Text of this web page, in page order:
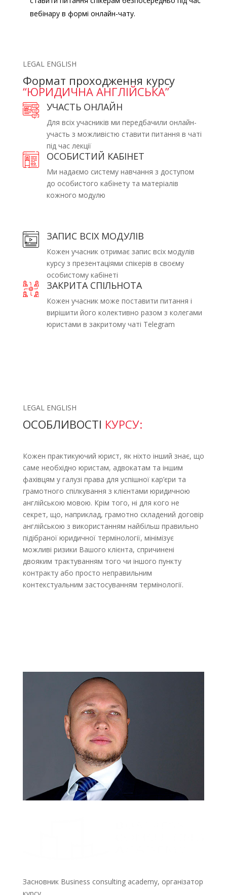
вебінару в формі онлайн-чату.
LEGAL ENGLISH
Формат проходження курсу
“ЮРИДИЧНА АНГЛІЙСЬКА”
УЧАСТЬ ОНЛАЙН
Для всіх учасників ми передбачили онлайн-
участь з можливістю ставити питання в чаті
під час лекції
ОСОБИСТИЙ КАБІНЕТ
Ми надаємо систему навчання з доступом
до особистого кабінету та матеріалів
кожного модулю
ЗАПИС ВСІХ МОДУЛІВ
Кожен учасник отримає запис всіх модулів
курсу з презентаціями спікерів в своєму
особистому кабінеті
ЗАКРИТА СПІЛЬНОТА
Кожен учасник може поставити питання і
вирішити його колективно разом з колегами
юристами в закритому чаті Telegram
LEGAL ENGLISH
ОСОБЛИВОСТІ КУРСУ:
Кожен практикуючий юрист, як ніхто інший знає, що
саме необхідно юристам, адвокатам та іншим
фахівцям у галузі права для успішної кар’єри та
грамотного спілкування з клієнтами юридичною
англійською мовою. Крім того, ні для кого не
секрет, що, наприклад, грамотно складений договір
англійською з використанням найбільш правильно
підібраної юридичної термінології, мінімізує
можливі ризики Вашого клієнта, спричинені
двояким трактуванням того чи іншого пункту
контракту або просто неправильним
контекстуальним застосуванням термінології.
Засновник Business consulting academy, організатор